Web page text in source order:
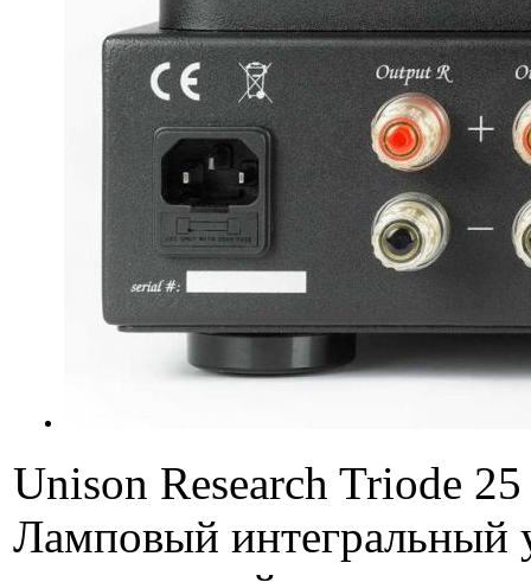
Unison Research Triode
Ламповый интегральный